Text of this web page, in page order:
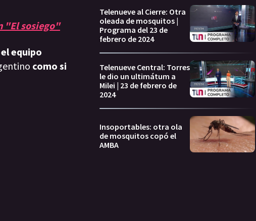
"El sosiego"
el equipo
como si
Telenueve al Cierre: Otra
oleada de mosquitos |
Programa del 23 de
febrero de 2024
Telenueve Central: Torres
le dio un ultimátum a
Milei | 23 de febrero de
2024
Insoportables: otra ola
de mosquitos copó el
AMBA